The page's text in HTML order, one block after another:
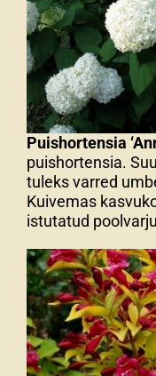
Puishortensia
puishortensia.
tuleks varred
Kuivemas
istutatud